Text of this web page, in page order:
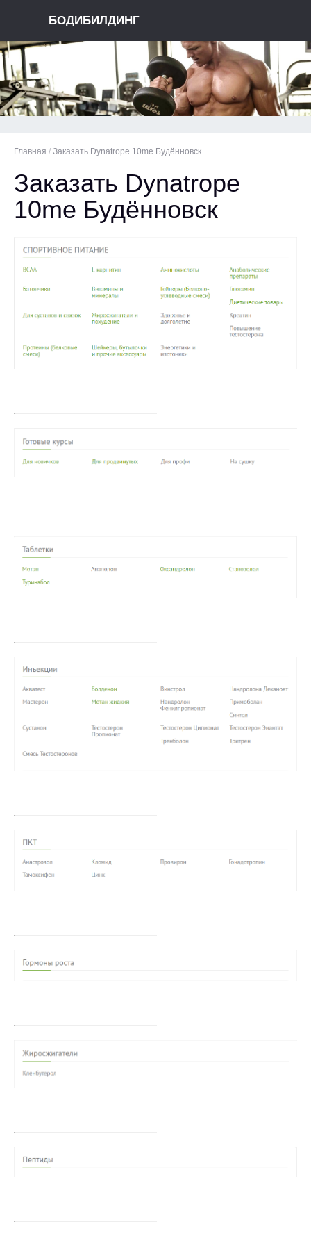
БОДИБИЛДИНГ
Главная / Заказать Dynatrope 10me Будённовск
Заказать Dynatrope
10me Будённовск